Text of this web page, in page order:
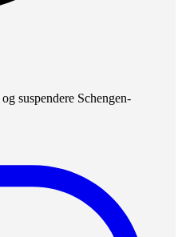
suspendere Schengen-